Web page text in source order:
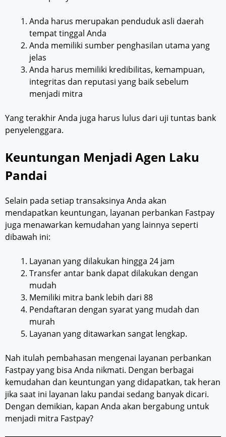
Anda harus merupakan penduduk asli daerah
tempat tinggal Anda
Anda memiliki sumber penghasilan utama yang
jelas
Anda harus memiliki kredibilitas, kemampuan,
integritas dan reputasi yang baik sebelum
menjadi mitra
Yang terakhir Anda juga harus lulus dari uji tuntas bank
penyelenggara.
Keuntungan Menjadi Agen Laku
Pandai
Selain pada setiap transaksinya Anda akan
mendapatkan keuntungan, layanan perbankan Fastpay
juga menawarkan kemudahan yang lainnya seperti
dibawah ini:
Layanan yang dilakukan hingga 24 jam
Transfer antar bank dapat dilakukan dengan
mudah
Memiliki mitra bank lebih dari 88
Pendaftaran dengan syarat yang mudah dan
murah
Layanan yang ditawarkan sangat lengkap.
Nah itulah pembahasan mengenai layanan perbankan
Fastpay yang bisa Anda nikmati. Dengan berbagai
kemudahan dan keuntungan yang didapatkan, tak heran
jika saat ini layanan laku pandai sedang banyak dicari.
Dengan demikian, kapan Anda akan bergabung untuk
menjadi mitra Fastpay?